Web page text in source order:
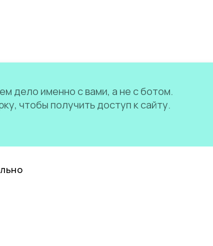
дело именно с вами, а не с ботом.
чтобы получить доступ к сайту.